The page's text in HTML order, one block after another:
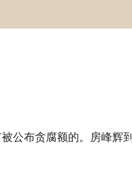
布贪腐额的。房峰辉